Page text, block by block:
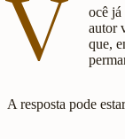
V
ocê já
autor
que,
A resposta pode